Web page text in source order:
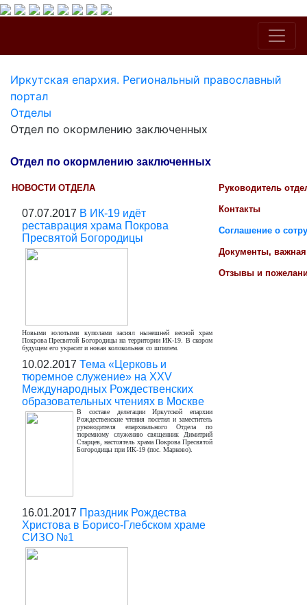
Иркутская епархия. Региональный православный
портал
Отделы
Отдел по окормлению заключенных
Отдел по окормлению заключенных
НОВОСТИ ОТДЕЛА
07.07.2017 В ИК-19 идёт
реставрация храма Покрова
Пресвятой Богородицы
Новыми золотыми куполами засиял нынешней весной храм
Покрова Пресвятой Богородицы на территории ИК-19. В скором
будущем его украсит и новая колокольная со шпилем.
10.02.2017 Тема «Церковь и
тюремное служение» на XXV
Международных Рождественских
образовательных чтениях в Москве
В составе делегации Иркутской епархии
Рождественские чтения посетил и заместитель
руководителя епархиального Отдела по
тюремному служению священник Димитрий
Старцев, настоятель храма Покрова Пресвятой
Богородицы при ИК-19 (пос. Марково).
16.01.2017 Праздник Рождества
Христова в Борисо-Глебском храме
СИЗО №1
Руководитель
Контакты
Соглашение о
Документы,
Отзывы и